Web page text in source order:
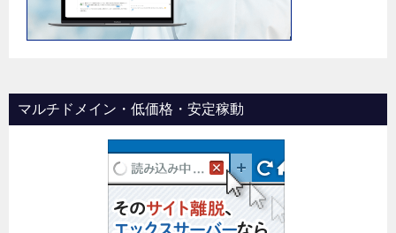
マルチドメイン・低価格・安定稼動